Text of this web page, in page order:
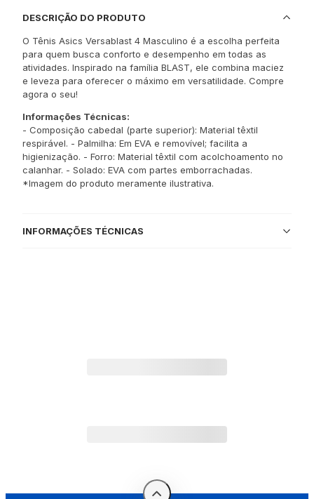
DESCRIÇÃO DO PRODUTO
O Tênis Asics Versablast 4 Masculino é a escolha perfeita
para quem busca conforto e desempenho em todas as
atividades. Inspirado na família BLAST, ele combina maciez
e leveza para oferecer o máximo em versatilidade. Compre
agora o seu!
Informações Técnicas:
- Composição cabedal (parte superior): Material têxtil
respirável. - Palmilha: Em EVA e removível; facilita a
higienização. - Forro: Material têxtil com acolchoamento no
calanhar. - Solado: EVA com partes emborrachadas.
*Imagem do produto meramente ilustrativa.
INFORMAÇÕES TÉCNICAS